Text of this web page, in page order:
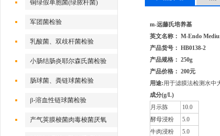
铜绿假单胞菌(绿脓杆菌)
军团菌检验
乳酸菌、双歧杆菌检验
小肠结肠炎耶尔森氏菌检验
肠球菌、粪链球菌检验
β-溶血性链球菌检验
产气荚膜梭菌肉毒梭菌厌氧
m-远藤氏培养基
英文名称： M-Endo
产品货号： HB0138-2
产品规格： 250g
产品价格： 200元
用途:用于滤膜法检测水中
成分(g/L)
月示胨
10.0
酵母浸粉
5.0
牛肉浸粉
5.0